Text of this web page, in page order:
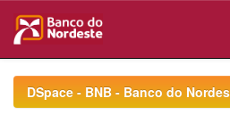
navigationDSpace - BNB - Banco do